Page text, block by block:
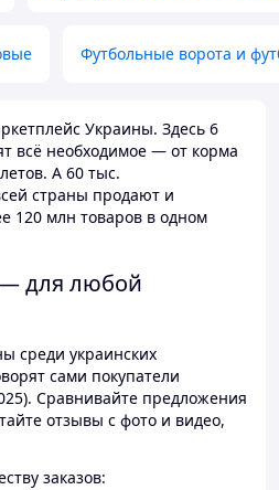
Футбольные ворота и
Украины. Здесь 6
всё необходимое — от корма
А 60 тыс.
страны продают и
120 млн товаров в одном
для любой
среди украинских
сами покупатели
Сравнивайте предложения
отзывы с фото и видео,
заказов: